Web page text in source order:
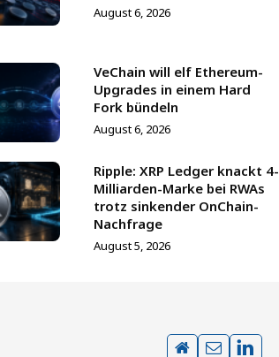
August 6, 2026
VeChain will elf Ethereum-
Upgrades in einem Hard
Fork bündeln
August 6, 2026
Ripple: XRP Ledger knackt 4-
Milliarden-Marke bei RWAs
trotz sinkender OnChain-
Nachfrage
August 5, 2026